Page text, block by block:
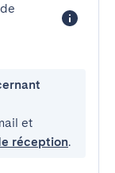
et
réception.